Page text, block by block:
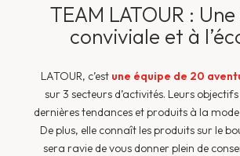
TEAM LATOUR :
conviviale et à
LATOUR, c’est une équipe de 20
sur 3 secteurs d’activités. Leurs
dernières tendances et produits à la
De plus, elle connaît les produits sur le
sera ravie de vous donner plein de